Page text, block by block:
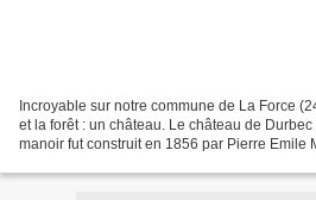
Incroyable sur notre commune de La Force
et la forêt : un château. Le château de
manoir fut construit en 1856 par Pierre Emile